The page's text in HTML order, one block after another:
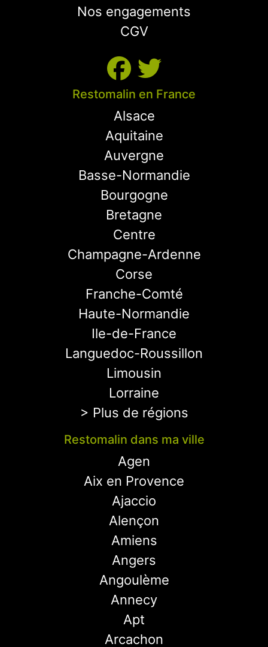
Nos engagements
CGV
Restomalin en France
Alsace
Aquitaine
Auvergne
Basse-Normandie
Bourgogne
Bretagne
Centre
Champagne-Ardenne
Corse
Franche-Comté
Haute-Normandie
Ile-de-France
Languedoc-Roussillon
Limousin
Lorraine
> Plus de régions
Restomalin dans ma ville
Agen
Aix en Provence
Ajaccio
Alençon
Amiens
Angers
Angoulème
Annecy
Apt
Arcachon